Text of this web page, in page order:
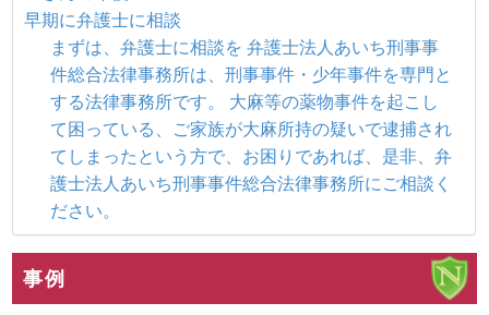
早期に弁護士に相談
まずは、弁護士に相談を 弁護士法人あいち刑事事
件総合法律事務所は、刑事事件・少年事件を専門と
する法律事務所です。 大麻等の薬物事件を起こし
て困っている、ご家族が大麻所持の疑いで逮捕され
てしまったという方で、お困りであれば、是非、弁
護士法人あいち刑事事件総合法律事務所にご相談く
ださい。
事例